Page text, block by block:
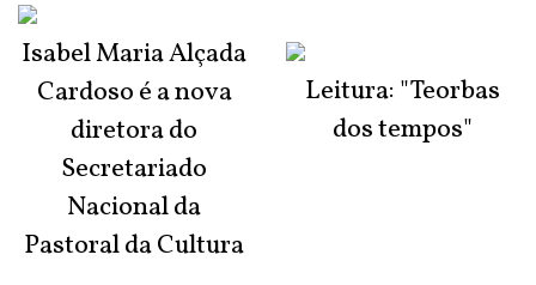
Isabel Maria Alçada
Cardoso é a nova
diretora do
Secretariado
Nacional da
Pastoral da Cultura
Leitura: "Teorbas
dos tempos"